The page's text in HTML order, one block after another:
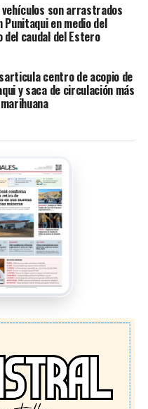
son arrastrados
en medio del
caudal del Estero
centro de acopio de
y saca de circulación más